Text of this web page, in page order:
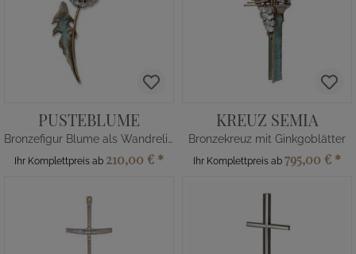
PUSTEBLUME
Bronzefigur Blume als Wandrelief
Ihr Komplettpreis ab 210,00 € *
KREUZ SEMIA
Bronzekreuz mit Ginkgoblätter
Ihr Komplettpreis ab 795,00 € *